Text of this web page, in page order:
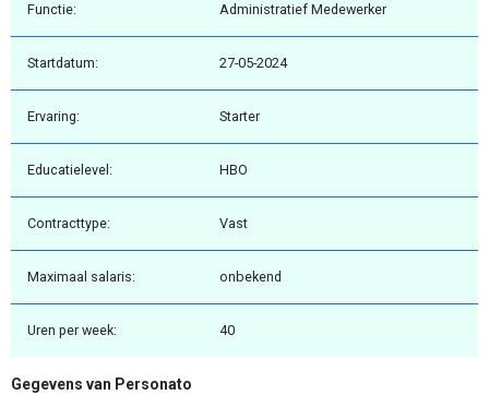
Functie: Administratief Medewerker
Startdatum: 27-05-2024
Ervaring: Starter
Educatielevel: HBO
Contracttype: Vast
Maximaal salaris: onbekend
Uren per week: 40
Gegevens van Personato